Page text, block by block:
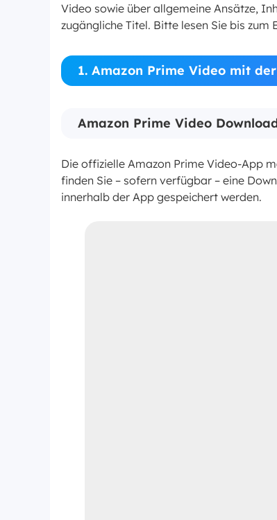
Video sowie über allgemeine Ansätze,
zugängliche Titel. Bitte lesen Sie bis zum
1. Amazon Prime Video mit
Amazon Prime Video
Die offizielle Amazon Prime Video-App
finden Sie – sofern verfügbar – eine
innerhalb der App gespeichert werden.